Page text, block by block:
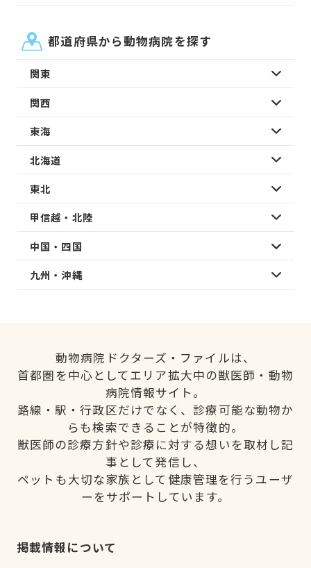
都道府県から動物病院を探す
関東
関西
東海
北海道
東北
甲信越・北陸
中国・四国
九州・沖縄
動物病院ドクターズ・ファイルは、
首都圏を中心としてエリア拡大中の獣医師・動物
病院情報サイト。
路線・駅・行政区だけでなく、診療可能な動物か
らも検索できることが特徴的。
獣医師の診療方針や診療に対する想いを取材し記
事として発信し、
ペットも大切な家族として健康管理を行うユーザ
ーをサポートしています。
掲載情報について